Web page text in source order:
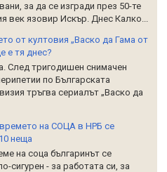
за да се изгради през 50-те
век язовир Искър. Днес Калко...
от култовия „Васко да Гама от
е тя днес?
След тригодишен снимачен
по Българската
тръгва сериалът „Васко да
на СОЦА в НРБ се
неща
на соца българинът се
сигурен - за работата си, за